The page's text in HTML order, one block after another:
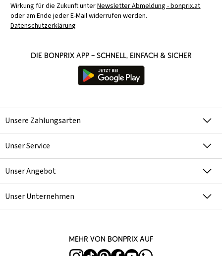
Wirkung für die Zukunft unterNewsletter Abmeldung - bonprix.at
oder am Ende jeder E-Mail widerrufen werden.
Datenschutzerklärung
Die bonprix App – schnell, einfach & sicher
Unsere Zahlungsarten
Unser Service
Unser Angebot
Unser Unternehmen
Mehr von bonprix auf